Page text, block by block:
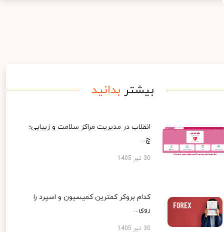
بیشتر بدانید
انقلاب در مدیریت مراکز سلامت و زیبایی؛
چ...
30 تیر 1405
کدام بروکر کمترین کمیسیون و اسپرد را
روی...
30 تیر 1405